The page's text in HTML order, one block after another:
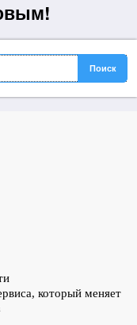
и долголетия
который меняет